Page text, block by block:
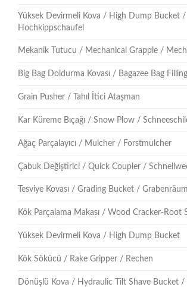
Yüksek Devirmeli Kova / High Dump Bucket /
Hochkippschaufel
Mekanik Tutucu / Mechanical Grapple /
Big Bag Doldurma Kovası / Bagazee Bag
Grain Pusher / Tahıl İtici Ataşman
Kar Küreme Bıçağı / Snow Plow /
Ağaç Parçalayıcı / Mulcher / Forstmulcher
Çabuk Değiştirici / Quick Coupler /
Tesviye Kovası / Grading Bucket /
Kök Parçalama Makası / Wood Cracker-Root
Yüksek Devirmeli Kova / High Dump Bucket
Kök Sökücü / Rake Gripper / Rechen
Dönüşlü Kova / Hydraulic Tilt Shave Bucket